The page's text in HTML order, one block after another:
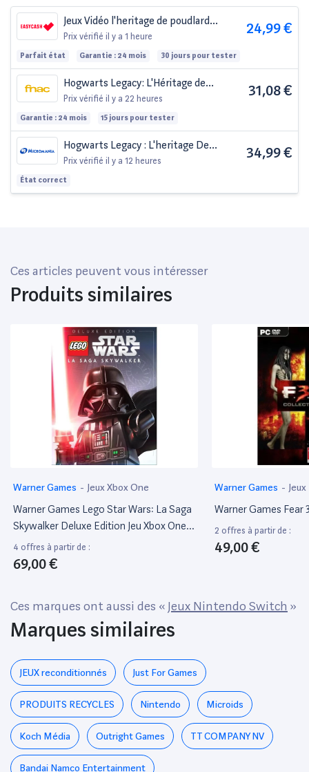
Jeux Vidéo l'heritage de poudlard
nintendo switch Switch
Prix vérifié il y a 1 heure 24,99 €
Parfait état Garantie : 24 mois 30 jours pour tester
Hogwarts Legacy: L'Héritage de
Poudlard Nintendo Switch
Prix vérifié il y a 22 heures 31,08 €
Garantie : 24 mois 15 jours pour tester
Hogwarts Legacy : L'heritage De
Poudlard - Occasion SWITCH
Prix vérifié il y a 12 heures 34,99 €
État correct
Ces articles peuvent vous intéresser
Produits similaires
Warner Games - Jeux Xbox One
Warner Games Lego Star Wars: La Saga
Skywalker Deluxe Edition Jeu Xbox One
Et Xbox Series X
4 offres à partir de :
69,00 €
Warner Games - Jeux
Warner Games Fear
2 offres à partir de :
49,00 €
Ces marques ont aussi des « Jeux Nintendo Switch »
Marques similaires
JEUX reconditionnés Just For Games
PRODUITS RECYCLES Nintendo Microids
Koch Média Outright Games TT COMPANY NV
Bandai Namco Entertainment